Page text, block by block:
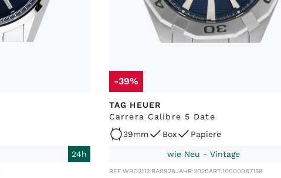
24h
-39%
TAG HEUER
Carrera Calibre 5 Date
39mm
Box Papiere
wie Neu - Vintage
REF.WBD2112.BA0928JAHR:2020ART.10000087158